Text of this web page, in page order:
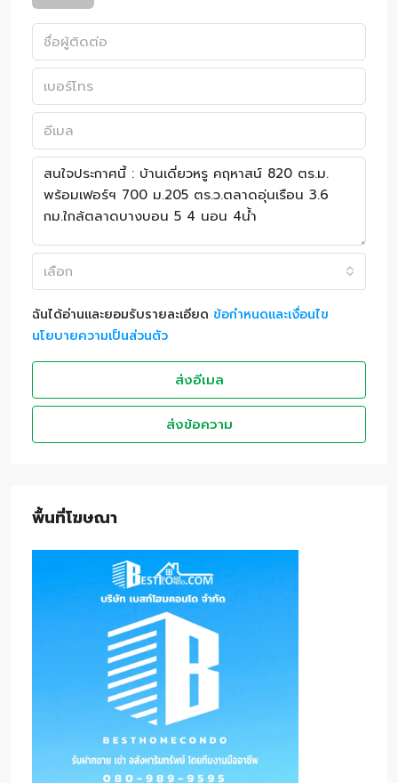
เลือก
ฉันได้อ่านและยอมรับรายละเอียด ข้อกำหนดและเงื่อนไข
นโยบายความเป็นส่วนตัว
ส่งอีเมล
ส่งข้อความ
พื้นที่โฆษณา